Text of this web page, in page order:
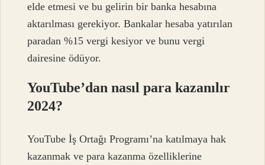
elde etmesi ve bu gelirin bir banka hesabına
aktarılması gerekiyor. Bankalar hesaba yatırılan
paradan %15 vergi kesiyor ve bunu vergi
dairesine ödüyor.
YouTube’dan nasıl para kazanılır
2024?
YouTube İş Ortağı Programı’na katılmaya hak
kazanmak ve para kazanma özelliklerine